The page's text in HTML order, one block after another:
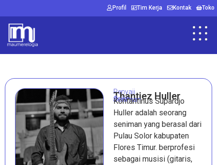
Toko
Kontak
Tim Kerja
Profil
Penyaji
Thantiez Huller
Seniman
Solor
Kontantinus Supardjo
Huller adalah seorang
seniman yang berasal dari
Pulau Solor kabupaten
Flores Timur. berprofesi
sebagai musisi (gitaris,